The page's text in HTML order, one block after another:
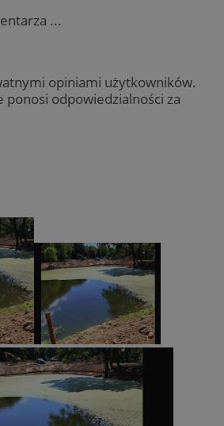
...
opiniami użytkowników.
ponosi odpowiedzialności za